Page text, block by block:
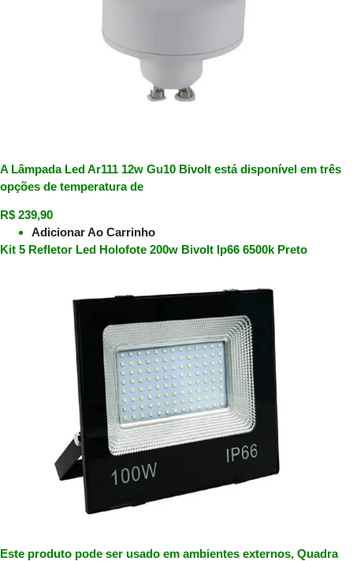
A Lâmpada Led Ar111 12w Gu10 Bivolt está disponível em três
opções de temperatura de
R$ 239,90
Adicionar Ao Carrinho
Kit 5 Refletor Led Holofote 200w Bivolt Ip66 6500k Preto
Este produto pode ser usado em ambientes externos, Quadra